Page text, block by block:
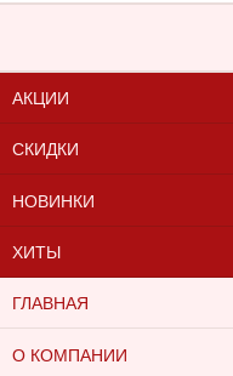
АКЦИИ
СКИДКИ
НОВИНКИ
ХИТЫ
ГЛАВНАЯ
О КОМПАНИИ